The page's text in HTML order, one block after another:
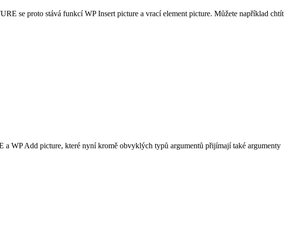
se proto stává funkcíWP Insert picture a vrací element picture. Můžete například chtít
a WP Add picture, které nyní kromě obvyklých typů argumentů přijímají také argumenty